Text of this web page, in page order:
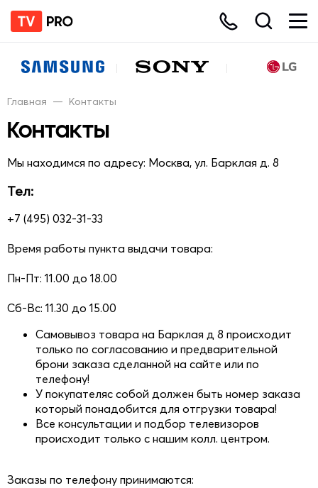
Главная — Контакты
Контакты
Мы находимся по адресу: Москва, ул. Барклая д. 8
Тел:
+7 (495) 032-31-33
Время работы пункта выдачи товара:
Пн-Пт: 11.00 до 18.00
Сб-Вс: 11.30 до 15.00
Самовывоз товара на Барклая д 8 происходит
только по согласованию и предварительной
брони заказа сделанной на сайте или по
телефону!
У покупателяс собой должен быть номер заказа
который понадобится для отгрузки товара!
Все консультации и подбор телевизоров
происходит только с нашим колл. центром.
Заказы по телефону принимаются: